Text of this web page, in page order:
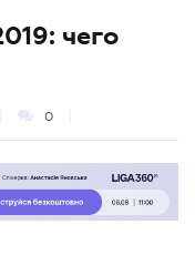
чего
0